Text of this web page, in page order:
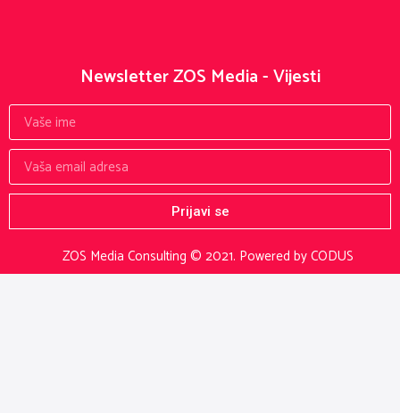
ZOS Media Consulting © 2021. Powered by CODUS
Newsletter ZOS Media - Vijesti
Prijavi se